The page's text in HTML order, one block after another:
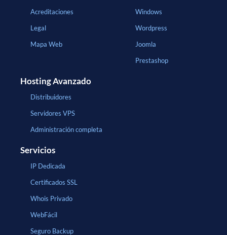
Acreditaciones
Legal
Mapa Web
Windows
Wordpress
Joomla
Prestashop
Hosting Avanzado
Distribuidores
Servidores VPS
Administración completa
Servicios
IP Dedicada
Certificados SSL
Whois Privado
WebFácil
Seguro Backup